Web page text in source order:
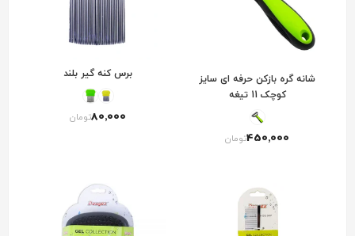
شانه گره بازکن حرفه ای سایز
کوچک 11 تیغه
450٬000تومان
برس کنه گیر بلند
80٬000تومان